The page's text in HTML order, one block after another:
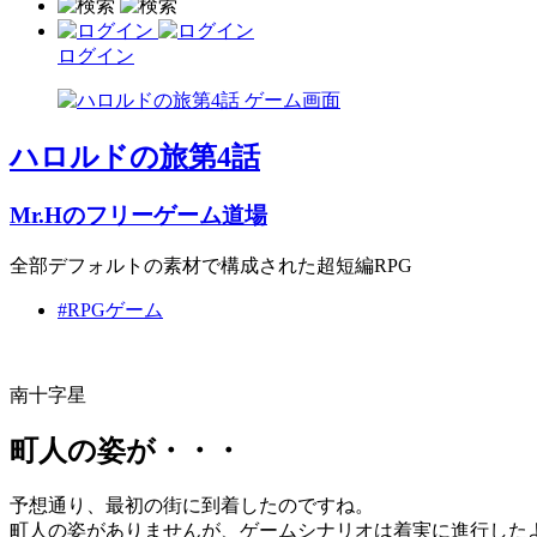
ログイン
ハロルドの旅第4話
Mr.Hのフリーゲーム道場
全部デフォルトの素材で構成された超短編RPG
#RPGゲーム
南十字星
町人の姿が・・・
予想通り、最初の街に到着したのですね。
町人の姿がありませんが、ゲームシナリオは着実に進行した